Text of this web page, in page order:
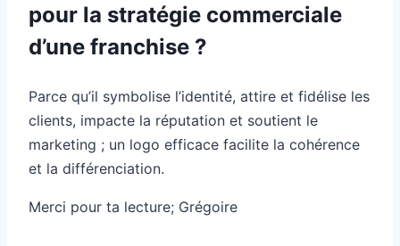
pour la stratégie commerciale
d’une franchise ?
Parce qu’il symbolise l’identité, attire et fidélise les
clients, impacte la réputation et soutient le
marketing ; un logo efficace facilite la cohérence
et la différenciation.
Merci pour ta lecture; Grégoire